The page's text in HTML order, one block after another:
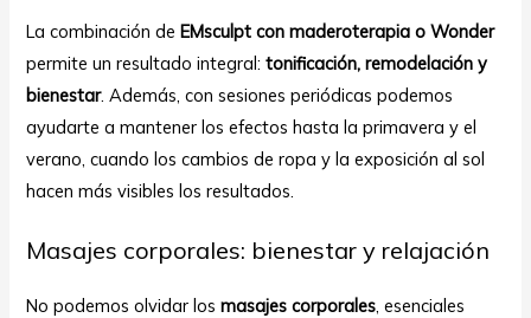
La combinación de EMsculpt con maderoterapia o Wonder
permite un resultado integral:tonificación, remodelación y
bienestar. Además, con sesiones periódicas podemos
ayudarte a mantener los efectos hasta la primavera y el
verano, cuando los cambios de ropa y la exposición al sol
hacen más visibles los resultados.
Masajes corporales: bienestar y relajación
No podemos olvidar losmasajes corporales , esenciales